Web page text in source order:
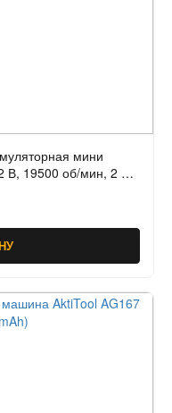
мини
19500 об/мин, 2 шт.